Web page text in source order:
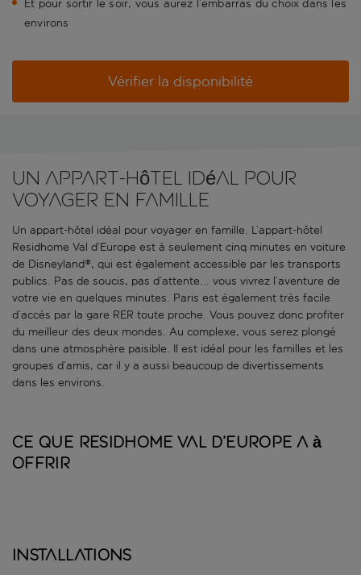
Et pour sortir le soir, vous aurez l’embarras du choix dans les
environs
Vérifier la disponibilité
Un appart-hôtel idéal pour
voyager en famille
Un appart-hôtel idéal pour voyager en famille. L’appart-hôtel
Residhome Val d’Europe est à seulement cinq minutes en voiture
de Disneyland®, qui est également accessible par les transports
publics. Pas de soucis, pas d’attente... vous vivrez l’aventure de
votre vie en quelques minutes. Paris est également très facile
d’accès par la gare RER toute proche. Vous pouvez donc profiter
du meilleur des deux mondes. Au complexe, vous serez plongé
dans une atmosphère paisible. Il est idéal pour les familles et les
groupes d’amis, car il y a aussi beaucoup de divertissements
dans les environs.
Ce que Residhome Val d’Europe a à
offrir
Installations